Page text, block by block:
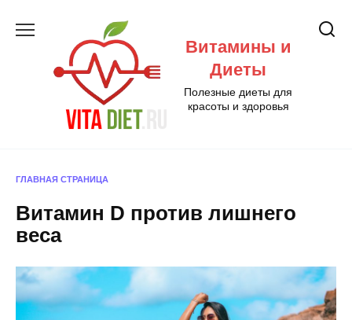
Витамины и
Диеты
Полезные диеты для
красоты и здоровья
ГЛАВНАЯ СТРАНИЦА
Витамин D против лишнего
веса